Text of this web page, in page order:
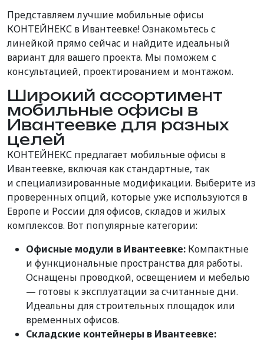
Представляем лучшие мобильные офисы
КОНТЕЙНЕКС в Ивантеевке! Ознакомьтесь с
линейкой прямо сейчас и найдите идеальный
вариант для вашего проекта. Мы поможем с
консультацией, проектированием и монтажом.
Широкий ассортимент
мобильные офисы в
Ивантеевке для разных
целей
КОНТЕЙНЕКС предлагает мобильные офисы в
Ивантеевке, включая как стандартные, так
и специализированные модификации. Выберите из
проверенных опций, которые уже используются в
Европе и России для офисов, складов и жилых
комплексов. Вот популярные категории:
Офисные модули в Ивантеевке: Компактные
и функциональные пространства для работы.
Оснащены проводкой, освещением и мебелью
— готовы к эксплуатации за считанные дни.
Идеальны для строительных площадок или
временных офисов.
Складские контейнеры в Ивантеевке: